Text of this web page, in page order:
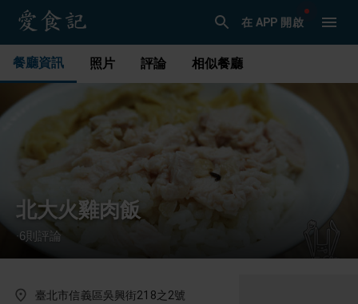
在 APP 開啟
餐廳資訊 照片 評論 相似餐廳
北大火雞肉飯
·6 則評論
臺北市信義區吳興街218之2號